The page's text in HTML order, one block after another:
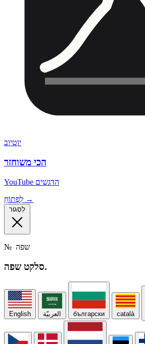
יוטיוב
הכי משוחזר
YouTube הדגשים
לִפְתוֹחַ →
לִסְגוֹר
№ שפה
סלקטשפה.
English العربيّة български català